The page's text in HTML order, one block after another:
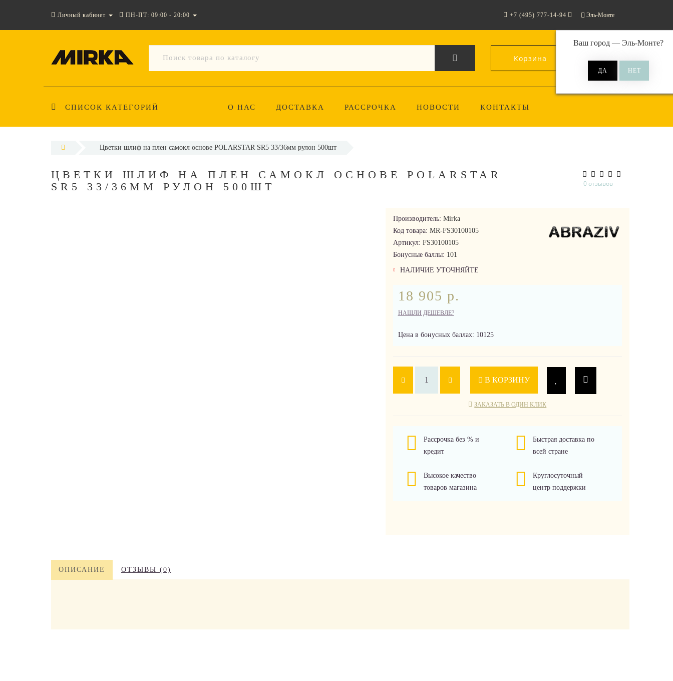
Личный кабинет ПН-ПТ: 09:00 - 20:00 Эль-Монте
Ваш город — Эль-Монте?
+7 (495) 777-14-94
Корзина 0
СПИСОК КАТЕГОРИЙ О НАС ДОСТАВКА РАССРОЧКА НОВОСТИ КОНТАКТЫ
Цветки шлиф на плен самокл основе POLARSTAR SR5 33/36мм рулон 500шт
ЦВЕТКИ ШЛИФ НА ПЛЕН САМОКЛ ОСНОВЕ POLARSTAR
SR5 33/36ММ РУЛОН 500ШТ
0 отзывов
Производитель: Mirka
Код товара: MR-FS30100105
Артикул: FS30100105
Бонусные баллы: 101
НАЛИЧИЕ УТОЧНЯЙТЕ
18 905 р.
НАШЛИ ДЕШЕВЛЕ?
Цена в бонусных баллах: 10125
В КОРЗИНУ
ЗАКАЗАТЬ В ОДИН КЛИК
Рассрочка без % и
кредит
Быстрая доставка по
всей стране
Высокое качество
товаров магазина
Круглосуточный
центр поддержки
ОПИСАНИЕ ОТЗЫВЫ (0)